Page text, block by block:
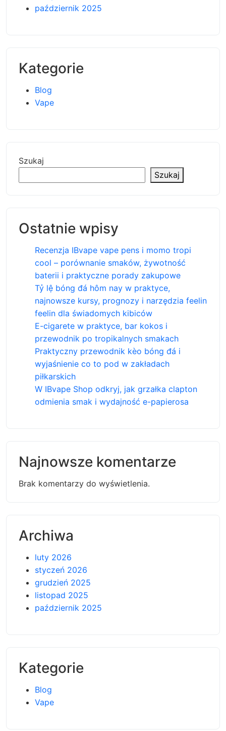
październik 2025
Kategorie
Blog
Vape
Szukaj
Szukaj
Ostatnie wpisy
Recenzja IBvape vape pens i momo tropi
cool – porównanie smaków, żywotność
baterii i praktyczne porady zakupowe
Tỷ lệ bóng đá hôm nay w praktyce,
najnowsze kursy, prognozy i narzędzia feelin
feelin dla świadomych kibiców
E-cigarete w praktyce, bar kokos i
przewodnik po tropikalnych smakach
Praktyczny przewodnik kèo bóng đá i
wyjaśnienie co to pod w zakładach
piłkarskich
W IBvape Shop odkryj, jak grzałka clapton
odmienia smak i wydajność e-papierosa
Najnowsze komentarze
Brak komentarzy do wyświetlenia.
Archiwa
luty 2026
styczeń 2026
grudzień 2025
listopad 2025
październik 2025
Kategorie
Blog
Vape